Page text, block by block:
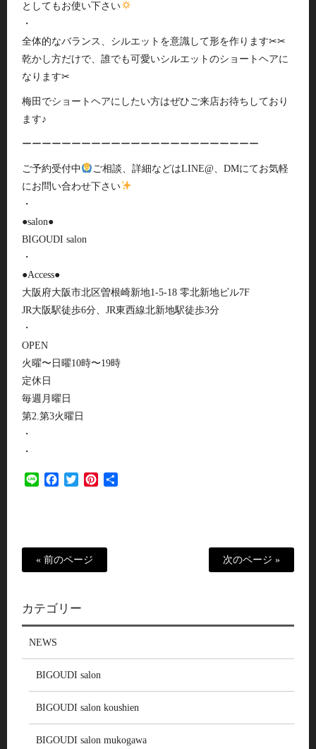
としてもお使い下さい
・
全体的なバランス、シルエットを意識して形を作ります✂︎✂︎
乾かし方だけで、誰でも可愛いシルエットのショートヘアに
なります✂︎
梅田でショートヘアにしたい方はぜひご来店お待ちしており
ます♪
ーーーーーーーーーーーーーーーーーーーーーーーー
ご予約受付中
ご相談、詳細などはLINE@、DMにてお気軽
にお問い合わせ下さい
・
●salon●
BIGOUDI salon
・
●Access●
大阪府大阪市北区曽根崎新地1-5-18 零北新地ビル7F
JR大阪駅徒歩6分、JR東西線北新地駅徒歩3分
・
OPEN
火曜〜日曜10時〜19時
定休日
毎週月曜日
第2.第3火曜日
・
・
Line FacebookTwitterPinterest
« 前のページ 次のページ »
カテゴリー
NEWS
BIGOUDI salon
BIGOUDI salon koushien
BIGOUDI salon mukogawa